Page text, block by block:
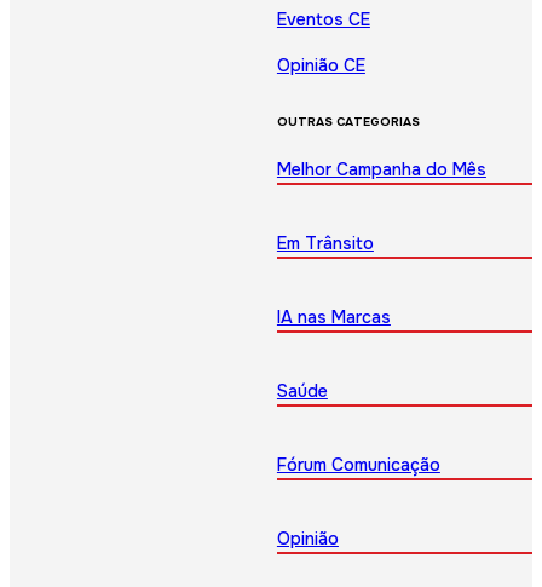
Eventos CE
Opinião CE
OUTRAS CATEGORIAS
Melhor Campanha do Mês
Em Trânsito
IA nas Marcas
Saúde
Fórum Comunicação
Opinião